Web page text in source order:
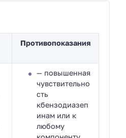
Противопоказания
— повышенная
чувствительно
сть
кбензодиазеп
инам или к
любому